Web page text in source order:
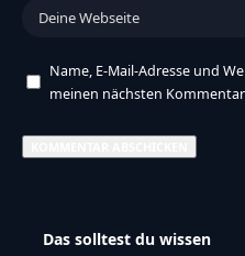
Name, E-Mail-Adresse und
meinen nächsten
Das solltest du wissen